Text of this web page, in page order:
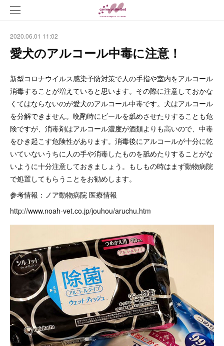
2020.06.01 11:02
愛犬のアルコール中毒に注意！
新型コロナウイルス感染予防対策で人の手指や室内をアルコール
消毒することが増えていると思います。その際に注意しておかな
くてはならないのが愛犬のアルコール中毒です。犬はアルコール
を分解できません。晩酌時にビールを舐めさせたりすることも危
険ですが、消毒剤はアルコール濃度が酒類よりも高いので、中毒
をひき起こす危険性があります。消毒後にアルコールが十分に乾
いていないうちに人の手や消毒したものを舐めたりすることがな
いように十分注意しておきましょう。もしもの時はまず動物病院
で処置してもらうことをお勧めします。
参考情報：ノア動物病院 医療情報
http://www.noah-vet.co.jp/jouhou/aruchu.htm